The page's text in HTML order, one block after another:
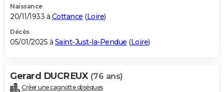
Naissance
20/11/1933 à Cottance (Loire)
Décès
05/01/2025 à Saint-Just-la-Pendue (Loire)
Gerard DUCREUX (76 ans)
Créer une cagnotte obsèques